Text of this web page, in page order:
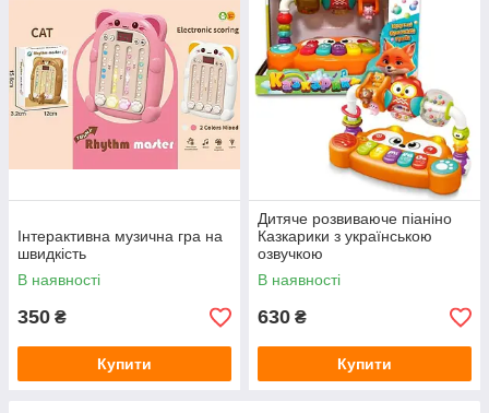
Інтерактивна музична гра на
швидкість
В наявності
350 ₴
Купити
Дитяче розвиваюче піаніно
Казкарики з українською
озвучкою
В наявності
630 ₴
Купити